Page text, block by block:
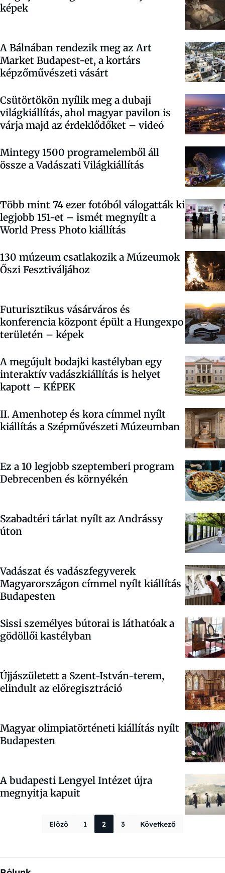
képek
A Bálnában rendezik meg az Art
Market Budapest-et, a kortárs
képzőművészeti vásárt
Csütörtökön nyílik meg a dubaji
világkiállítás, ahol magyar pavilon is
várja majd az érdeklődőket – videó
Mintegy 1500 programelemből áll
össze a Vadászati Világkiállítás
Több mint 74 ezer fotóból válogatták ki
legjobb 151-et – ismét megnyílt a
World Press Photo kiállítás
130 múzeum csatlakozik a Múzeumok
Őszi Fesztiváljához
Futurisztikus vásárváros és
konferencia központ épült a Hungexpo
területén – képek
A megújult bodajki kastélyban egy
interaktív vadászkiállítás is helyet
kapott – KÉPEK
II. Amenhotep és kora címmel nyílt
kiállítás a Szépművészeti Múzeumban
Ez a 10 legjobb szeptemberi program
Debrecenben és környékén
Szabadtéri tárlat nyílt az Andrássy
úton
Vadászat és vadászfegyverek
Magyarországon címmel nyílt kiállítás
Budapesten
Sissi személyes bútorai is láthatóak a
gödöllői kastélyban
Újjászületett a Szent-István-terem,
elindult az előregisztráció
Magyar olimpiatörténeti kiállítás nyílt
Budapesten
A budapesti Lengyel Intézet újra
megnyitja kapuit
Bejegyzések
Előző 1 2 3 Következő